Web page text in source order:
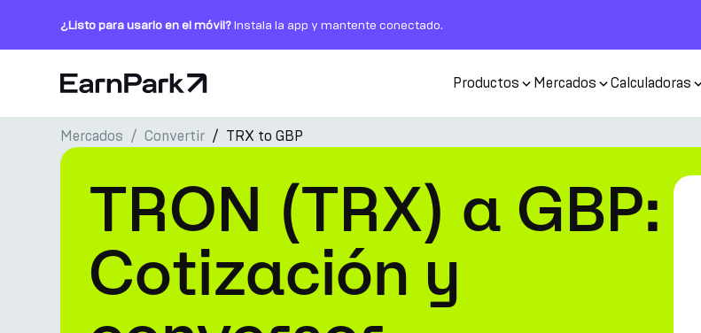
¿Listo para usarlo en el móvil?Instala la app y mantente conectado.
Página de inicio Productos Mercados Calculadoras
Productos
Mercados
Calculadoras
PARK Token
Recursos
Mercados Convertir TRX to GBP
TRON (TRX) a GBP:
Cotización y